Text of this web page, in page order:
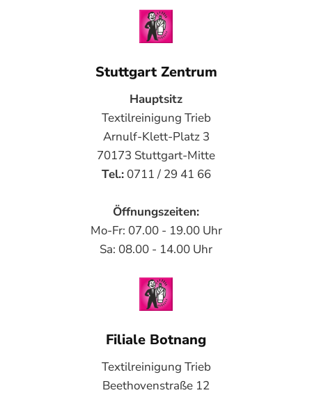
Stuttgart Zentrum
Hauptsitz
Textilreinigung Trieb
Arnulf-Klett-Platz 3
70173 Stuttgart-Mitte
Tel.:0711 / 29 41 66
Öffnungszeiten:
Mo-Fr: 07.00 - 19.00 Uhr
Sa: 08.00 - 14.00 Uhr
Filiale Botnang
Textilreinigung Trieb
Beethovenstraße 12